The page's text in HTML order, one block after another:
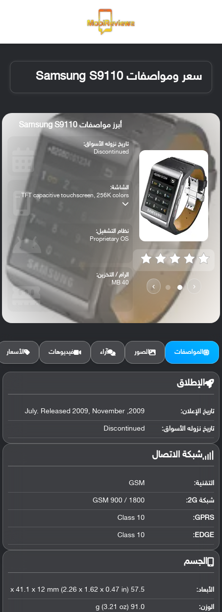
سعر ومواصفات Samsung S9110
‹
›
أبرز مواصفات Samsung S9110
تاريخ نزوله الأسواق:
Discontinued
الشاشة:
TFT capacitive touchscreen, 256K colors ...
نظام التشغيل:
Proprietary OS
الرام / التخزين:
40 MB
المواصفات الصور آراء فيديوهات الأسعار
الإطلاق
تاريخ الإعلان: 2009, July. Released 2009, November
تاريخ نزوله الأسواق: Discontinued
شبكة الاتصال
التقنية: GSM
شبكة 2G: GSM 900 / 1800
GPRS:
Class 10
EDGE:
Class 10
الجسم
الأبعاد: 57.5 x 41.1 x 12 mm (2.26 x 1.62 x 0.47 in)
الوزن: 91.0 g (3.21 oz)